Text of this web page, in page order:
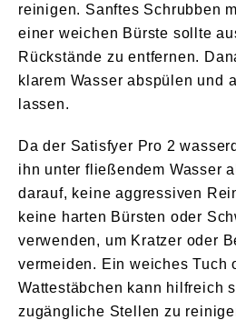
reinigen. Sanftes Schrubben
einer weichen Bürste sollte
Rückstände zu entfernen.
klarem Wasser abspülen und
lassen.
Da der Satisfyer Pro 2
ihn unter fließendem Wasser
darauf, keine aggressiven
keine harten Bürsten oder
verwenden, um Kratzer oder
vermeiden. Ein weiches Tuch
Wattestäbchen kann hilfreich
zugängliche Stellen zu